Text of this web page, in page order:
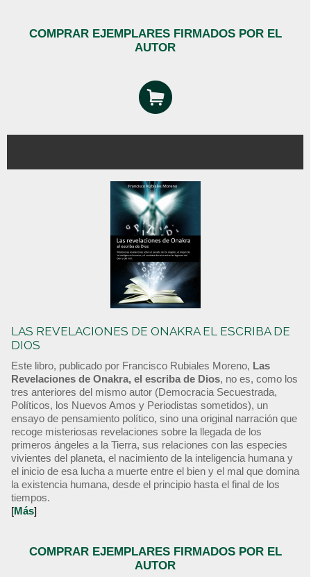
COMPRAR EJEMPLARES FIRMADOS POR EL
AUTOR
LAS REVELACIONES DE ONAKRA EL ESCRIBA DE
DIOS
Este libro, publicado por Francisco Rubiales Moreno, Las
Revelaciones de Onakra, el escriba de Dios, no es, como los
tres anteriores del mismo autor (Democracia Secuestrada,
Políticos, los Nuevos Amos y Periodistas sometidos), un
ensayo de pensamiento político, sino una original narración que
recoge misteriosas revelaciones sobre la llegada de los
primeros ángeles a la Tierra, sus relaciones con las especies
vivientes del planeta, el nacimiento de la inteligencia humana y
el inicio de esa lucha a muerte entre el bien y el mal que domina
la existencia humana, desde el principio hasta el final de los
tiempos.
[Más]
COMPRAR EJEMPLARES FIRMADOS POR EL
AUTOR